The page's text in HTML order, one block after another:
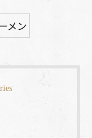
メン